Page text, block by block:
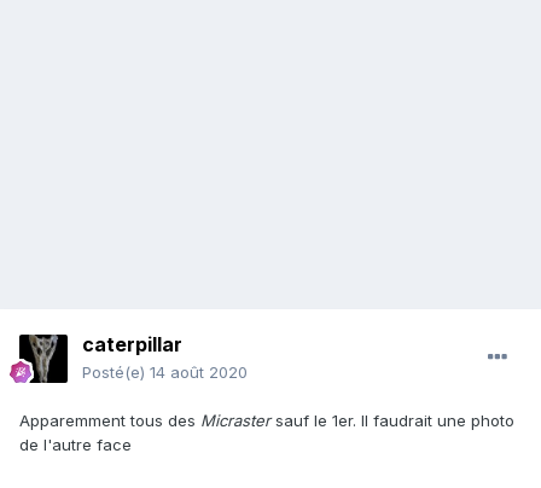
caterpillar
Posté(e) 14 août 2020
Apparemment tous des Micrastersauf le 1er. Il faudrait une photo
de l'autre face